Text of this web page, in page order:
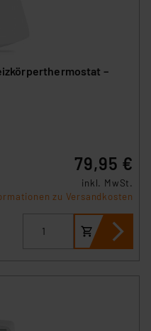
–
79,95 €
inkl. MwSt.
zu Versandkosten